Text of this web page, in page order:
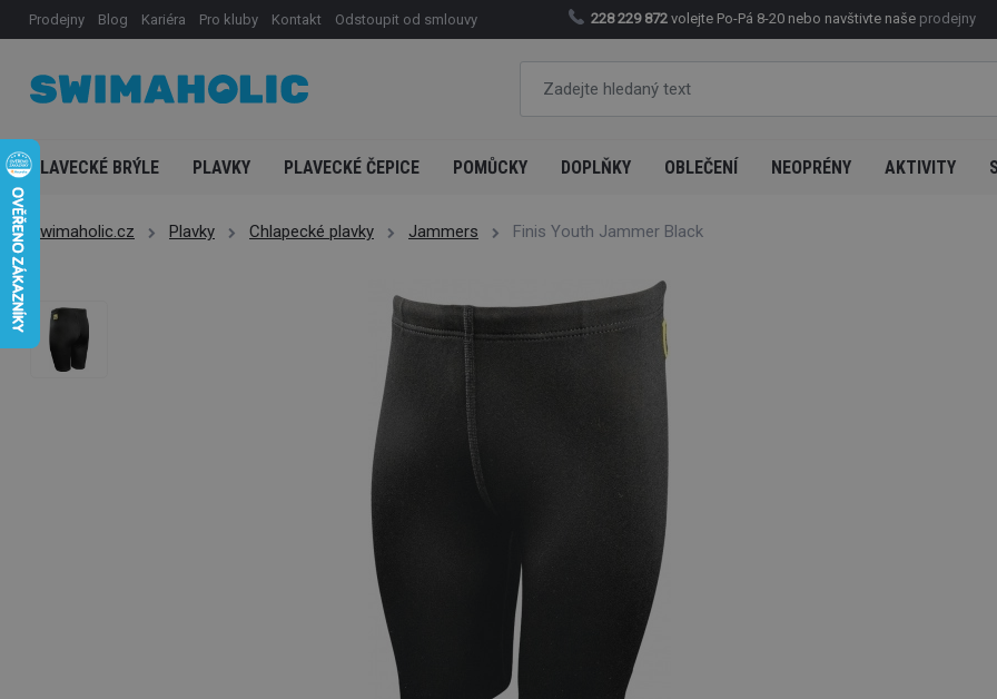
Prodejny Blog Kariéra Pro kluby Kontakt Odstoupit od smlouvy 228 229 872 volejte Po-Pá 8-20 nebo navštivte naše prodejny
PLAVECKÉ BRÝLE PLAVKY PLAVECKÉ ČEPICE POMŮCKY DOPLŇKY OBLEČENÍ NEOPRÉNY AKTIVITY
Swimaholic.cz Plavky Chlapecké plavky Jammers Finis Youth Jammer Black